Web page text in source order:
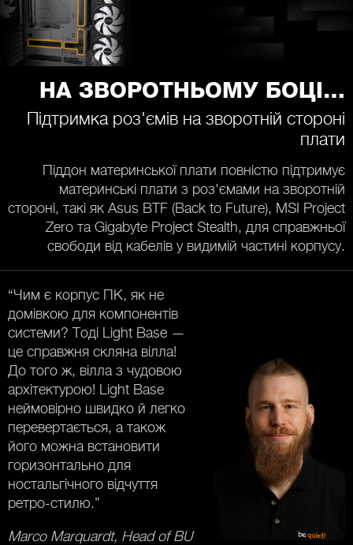
НА ЗВОРОТНЬОМУ БОЦІ…
Підтримка роз'ємів на зворотній стороні
плати
Піддон материнської плати повністю підтримує
материнські плати з роз'ємами на зворотній
стороні, такі як Asus BTF (Back to Future), MSI Project
Zero та Gigabyte Project Stealth, для справжньої
свободи від кабелів у видимій частині корпусу.
“Чим є корпус ПК, як не
домівкою для компонентів
системи? Тоді Light Base —
це справжня скляна вілла!
До того ж, вілла з чудовою
архітектурою! Light Base
неймовірно швидко й легко
перевертається, а також
його можна встановити
горизонтально для
ностальгічного відчуття
ретро-стилю.”
Marco Marquardt, Head of BU